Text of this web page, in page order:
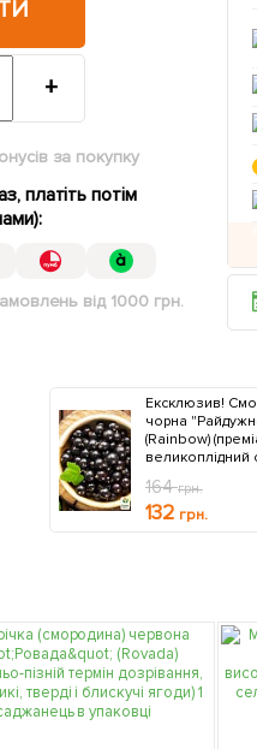
+
за покупку
платіть потім
від 1000 грн.
Ексклюзив!
чорна
(Rainbow)
великоплідний
пізнього строку
дозрівання)
164грн.
132 грн.